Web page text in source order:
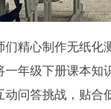
们精心制作无纸化
一年级下册课本知
问答挑战，贴合